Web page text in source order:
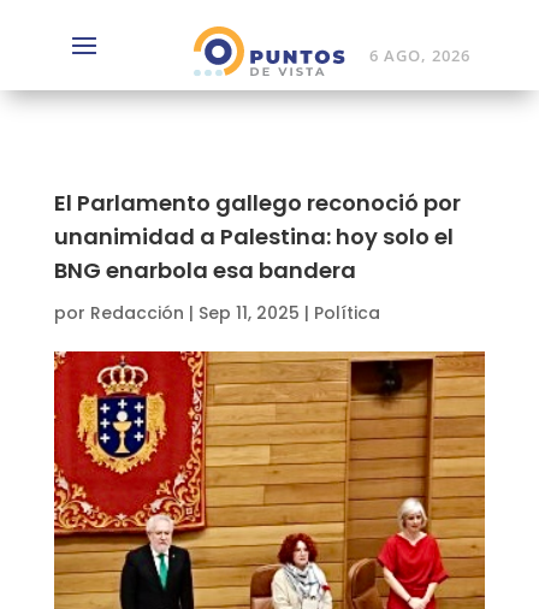
6 AGO, 2026
El Parlamento gallego reconoció por
unanimidad a Palestina: hoy solo el
BNG enarbola esa bandera
por Redacción | Sep 11, 2025 | Política